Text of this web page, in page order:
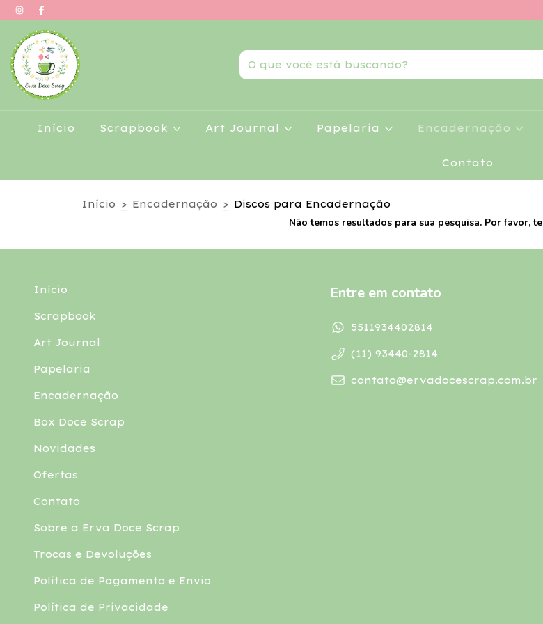
Início Scrapbook Art Journal Papelaria Encadernação
Contato
Início > Encadernação > Discos para Encadernação
Não temos resultados para sua pesquisa. Por favor,
Início
Scrapbook
Art Journal
Papelaria
Encadernação
Box Doce Scrap
Novidades
Ofertas
Contato
Sobre a Erva Doce Scrap
Trocas e Devoluções
Política de Pagamento e Envio
Política de Privacidade
Entre em contato
5511934402814
(11) 93440-2814
contato@ervadocescrap.com.br